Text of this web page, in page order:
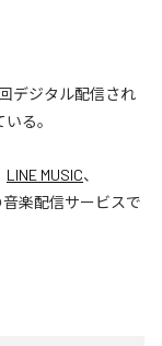
デジタル配信され
る。
LINE MUSIC、
音楽配信サービスで